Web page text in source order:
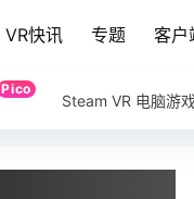
VR快讯 专题 客户
Pico
Steam VR 电脑游